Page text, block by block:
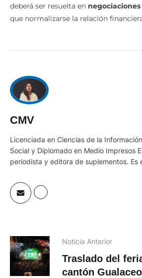
deberá ser resuelta en
que normalizarse la relación
CMV
Licenciada en Ciencias de la
Social y Diplomado en Medio Impresos
periodista y editora de suplementos. Es
Noticia Anterior
Traslado del
cantón